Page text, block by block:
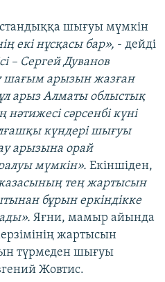
шығуы мүмкін
екі нұсқасы бар», - дейді
– Сергей Дуванов
шағым арызын жазған
арыз Алматы облыстық
сәрсенбі күні
күндері шығуы
арызына орай
мүмкін». Екіншіден,
тең жартысын
бұрын еркіндікке
Яғни, мамыр айында
жартысын
түрмеден шығуы
Жовтис.